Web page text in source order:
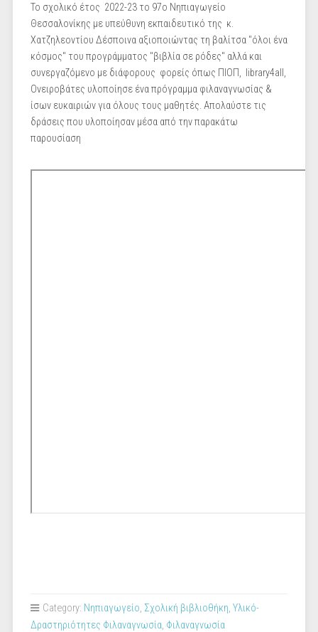
Το σχολικό έτος 2022-23 το 97ο Νηπιαγωγείο
Θεσσαλονίκης με υπεύθυνη εκπαιδευτικό της κ.
Χατζηλεοντίου Δέσποινα αξιοποιώντας τη βαλίτσα "όλοι ένα
κόσμος" του προγράμματος "βιβλία σε ρόδες" αλλά και
συνεργαζόμενο με διάφορους φορείς όπως ΠΙΟΠ, library4all,
Ονειροβάτες υλοποίησε ένα πρόγραμμα φιλαναγνωσίας &
ίσων ευκαιριών για όλους τους μαθητές. Απολαύστε τις
δράσεις που υλοποίησαν μέσα από την παρακάτω
παρουσίαση
Category: Νηπιαγωγείο, Σχολική βιβλιοθήκη, Υλικό-
Δραστηριότητες Φιλαναγνωσία, Φιλαναγνωσία